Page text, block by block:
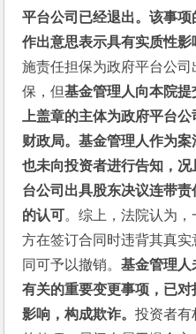
平台公司已经退出。该事
作出意思表示具有实质性影
施责任担保为政府平台公
保，但基金管理人向本院
上盖章的主体为政府平台
财政局。基金管理人作为案
也未向投资者进行告知，
台公司出具股东决议连带
的认可。综上，法院认为
方在签订合同时违背其真
同可予以撤销。基金管理人
有关的重要变更事项，已
影响，构成欺诈。投资者有